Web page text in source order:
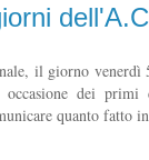
il giorno venerdì
dei
quanto fatto